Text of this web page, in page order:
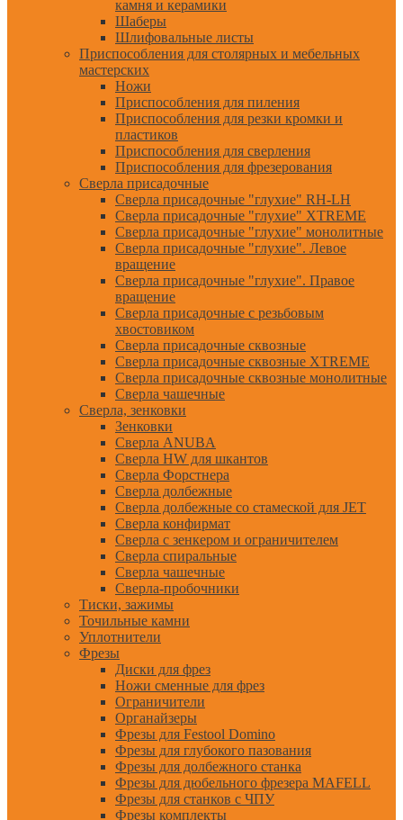
камня и керамики
Шаберы
Шлифовальные листы
Приспособления для столярных и мебельных
мастерских
Ножи
Приспособления для пиления
Приспособления для резки кромки и
пластиков
Приспособления для сверления
Приспособления для фрезерования
Сверла присадочные
Сверла присадочные "глухие" RH-LH
Сверла присадочные "глухие" XTREME
Сверла присадочные "глухие" монолитные
Сверла присадочные "глухие". Левое
вращение
Сверла присадочные "глухие". Правое
вращение
Сверла присадочные с резьбовым
хвостовиком
Сверла присадочные сквозные
Сверла присадочные сквозные XTREME
Сверла присадочные сквозные монолитные
Сверла чашечные
Сверла, зенковки
Зенковки
Сверла ANUBA
Сверла HW для шкантов
Сверла Форстнера
Сверла долбежные
Сверла долбежные со стамеской для JET
Сверла конфирмат
Сверла с зенкером и ограничителем
Сверла спиральные
Сверла чашечные
Сверла-пробочники
Тиски, зажимы
Точильные камни
Уплотнители
Фрезы
Диски для фрез
Ножи сменные для фрез
Ограничители
Органайзеры
Фрезы для Festool Domino
Фрезы для глубокого пазования
Фрезы для долбежного станка
Фрезы для дюбельного фрезера MAFELL
Фрезы для станков с ЧПУ
Фрезы комплекты